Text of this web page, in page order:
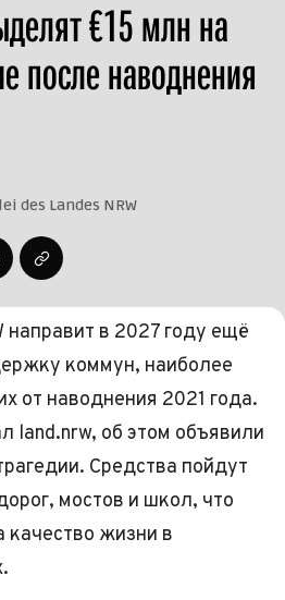
€15 млн на
после наводнения
des Landes NRW
направит в 2027 году ещё
коммун, наиболее
от наводнения 2021 года.
land.nrw, об этом объявили
Средства пойдут
мостов и школ, что
жизни в